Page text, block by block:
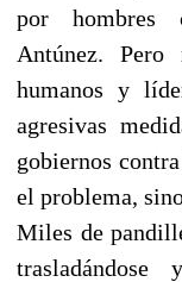
por hombres
Antúnez. Pero
humanos y
agresivas
gobiernos
el problema,
Miles de